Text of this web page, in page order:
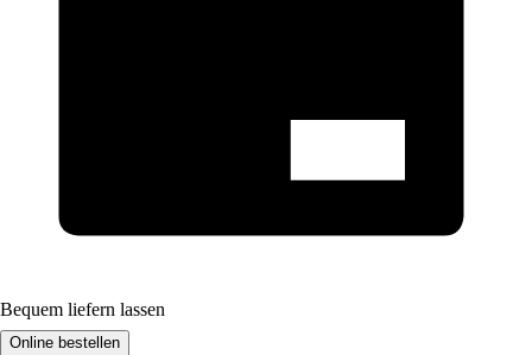
Bequem liefern lassen
Online bestellen